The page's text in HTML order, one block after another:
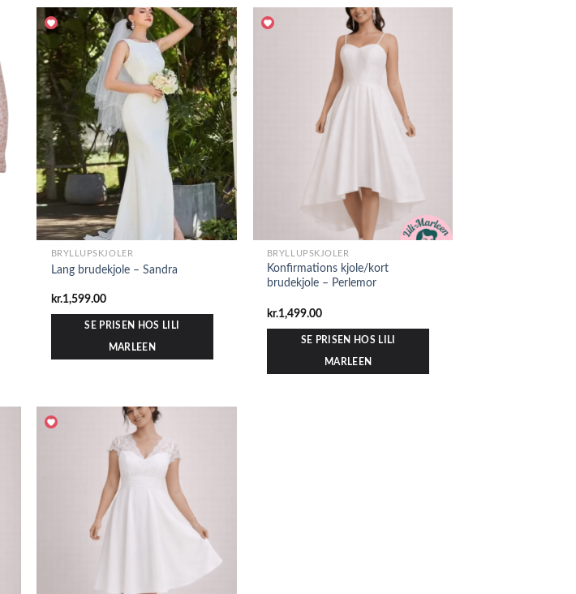
BRYLLUPSKJOLER
Lang brudekjole – Sandra
kr.1,599.00
SE PRISEN HOS LILI
MARLEEN
BRYLLUPSKJOLER
Konfirmations kjole/kort
brudekjole – Perlemor
kr.1,499.00
SE PRISEN HOS LILI
MARLEEN